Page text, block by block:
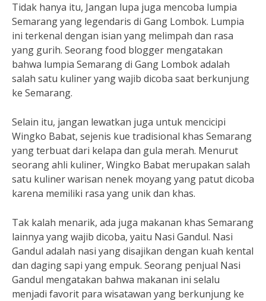
Tidak hanya itu, Jangan lupa juga mencoba lumpia
Semarang yang legendaris di Gang Lombok. Lumpia
ini terkenal dengan isian yang melimpah dan rasa
yang gurih. Seorang food blogger mengatakan
bahwa lumpia Semarang di Gang Lombok adalah
salah satu kuliner yang wajib dicoba saat berkunjung
ke Semarang.
Selain itu, jangan lewatkan juga untuk mencicipi
Wingko Babat, sejenis kue tradisional khas Semarang
yang terbuat dari kelapa dan gula merah. Menurut
seorang ahli kuliner, Wingko Babat merupakan salah
satu kuliner warisan nenek moyang yang patut dicoba
karena memiliki rasa yang unik dan khas.
Tak kalah menarik, ada juga makanan khas Semarang
lainnya yang wajib dicoba, yaitu Nasi Gandul. Nasi
Gandul adalah nasi yang disajikan dengan kuah kental
dan daging sapi yang empuk. Seorang penjual Nasi
Gandul mengatakan bahwa makanan ini selalu
menjadi favorit para wisatawan yang berkunjung ke